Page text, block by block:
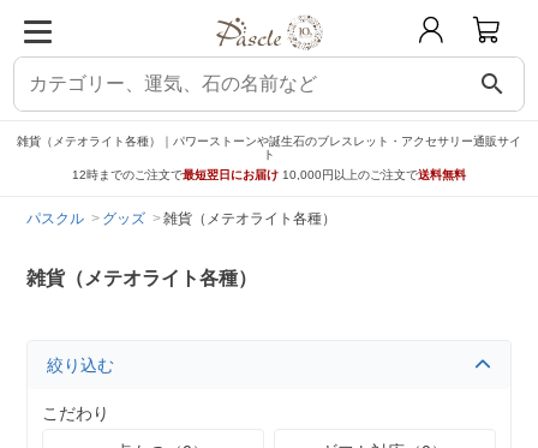
search
雑貨（メテオライト各種）｜パワーストーンや誕生石のブレスレット・アクセサリー通販サイ
ト
12時までのご注文で最短翌日にお届け 10,000円以上のご注文で送料無料
パスクル グッズ 雑貨（メテオライト各種）
雑貨（メテオライト各種）
絞り込む
こだわり